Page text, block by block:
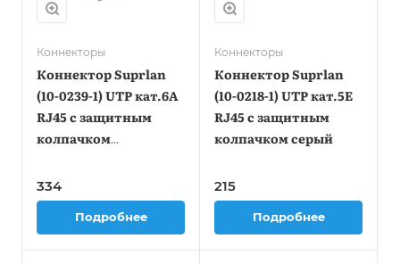
Коннекторы
Коннектор Suprlan
(10-0239-1) UTP кат.6A
RJ45 с защитным
колпачком
334
Подробнее
Коннекторы
Коннектор Suprlan
(10-0218-1) UTP кат.5E
RJ45 с защитным
колпачком серый
215
Подробнее